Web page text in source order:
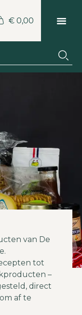
€0,00
van De
tot
–
direct
af te